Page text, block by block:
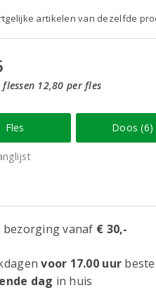
artikelen van dezelfde
flessen 12,80 per fles
Fles Doos (6)
bezorging vanaf € 30,-
voor 17.00 uur
dag in huis